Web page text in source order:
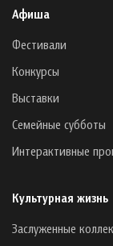
Афиша
Фестивали
Конкурсы
Выставки
Семейные субботы
Интерактивные
Культурная жизнь
Заслуженные